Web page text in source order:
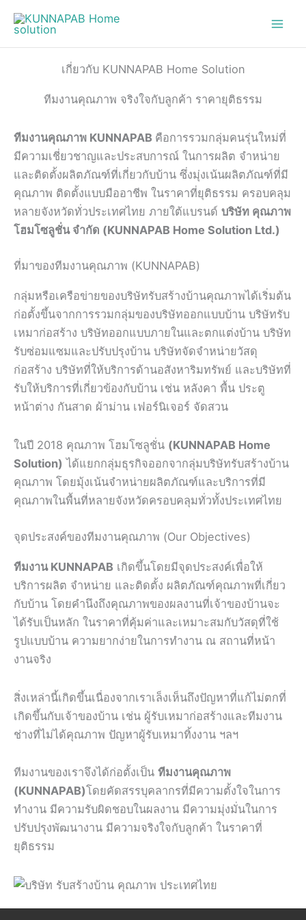
content
เกี่ยวกับ KUNNAPAB Home Solution
ทีมงานคุณภาพ จริงใจกับลูกค้า ราคายุติธรรม
ทีมงานคุณภาพ KUNNAPAB คือการรวมกลุ่มคนรุ่นใหม่ที่
มีความเชี่ยวชาญและประสบการณ์ ในการผลิต จำหน่าย
และติดตั้งผลิตภัณฑ์ที่เกี่ยวกับบ้าน ซึ่งมุ่งเน้นผลิตภัณฑ์ที่มี
คุณภาพ ติดตั้งแบบมืออาชีพ ในราคาที่ยุติธรรม ครอบคลุม
หลายจังหวัดทั่วประเทศไทย ภายใต้แบรนด์ บริษัท คุณภาพ
โฮมโซลูชั่น จำกัด (KUNNAPAB Home Solution Ltd.)
ที่มาของทีมงานคุณภาพ (KUNNAPAB)
กลุ่มหรือเครือข่ายของบริษัทรับสร้างบ้านคุณภาพได้เริ่มต้น
ก่อตั้งขึ้นจากการรวมกลุ่มของบริษัทออกแบบบ้าน บริษัทรับ
เหมาก่อสร้าง บริษัทออกแบบภายในและตกแต่งบ้าน บริษัท
รับซ่อมแซมและปรับปรุงบ้าน บริษัทจัดจำหน่ายวัสดุ
ก่อสร้าง บริษัทที่ให้บริการด้านอสังหาริมทรัพย์ และบริษัทที่
รับให้บริการที่เกี่ยวข้องกับบ้าน เช่น หลังคา พื้น ประตู
หน้าต่าง กันสาด ผ้าม่าน เฟอร์นิเจอร์ จัดสวน
ในปี 2018 คุณภาพ โฮมโซลูชั่น (KUNNAPAB Home
Solution) ได้แยกกลุ่มธุรกิจออกจากลุ่มบริษัทรับสร้างบ้าน
คุณภาพ โดยมุ้งเน้นจำหน่ายผลิตภัณฑ์และบริการที่มี
คุณภาพในพื้นที่หลายจังหวัดครอบคลุมทั่วทั้งประเทศไทย
จุดประสงค์ของทีมงานคุณภาพ (Our Objectives)
ทีมงาน ​KUNNAPAB เกิดขึ้นโดยมีจุดประสงค์เพื่อให้
บริการผลิต จำหน่าย และติดตั้ง ผลิตภัณฑ์คุณภาพที่เกี่ยว
กับบ้าน โดยคำนึงถึงคุณภาพของผลงานที่เจ้าของบ้านจะ
ได้รับเป็นหลัก ในราคาที่คุ้มค่าและเหมาะสมกับวัสดุที่ใช้
รูปแบบบ้าน ความยากง่ายในการทำงาน ณ สถานที่หน้า
งานจริง
สิ่งเหล่านี้เกิดขึ้นเนื่องจากเราเล็งเห็นถึงปัญหาที่แก้ไม่ตกที่
เกิดขึ้นกับเจ้าของบ้าน เช่น ผู้รับเหมาก่อสร้างและทีมงาน
ช่างที่ไม่ได้คุณภาพ ปัญหาผู้รับเหมาทิ้งงาน ฯลฯ
ทีมงานของเราจึงได้ก่อตั้งเป็น ทีมงานคุณภาพ
(KUNNAPAB)โดยคัดสรรบุคลากรที่มีความตั้งใจในการ
ทำงาน มีความรับผิดชอบในผลงาน มีความมุ่งมั่นในการ
ปรับปรุงพัฒนางาน มีความจริงใจกับลูกค้า ในราคาที่
ยุติธรรม